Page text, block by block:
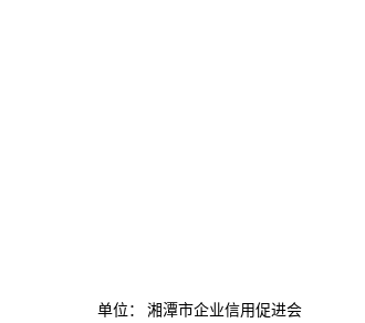
单位： 湘潭市企业信用促进会